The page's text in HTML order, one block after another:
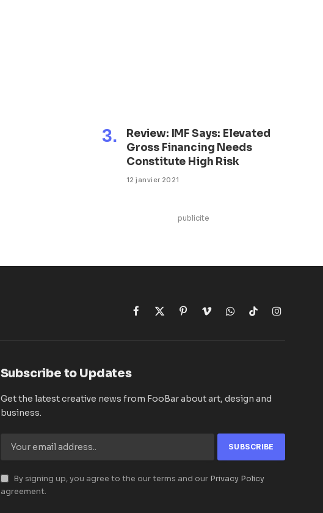
Review: IMF Says: Elevated
Gross Financing Needs
Constitute High Risk
12 janvier 2021
publicite
Facebook
X
PinterestVimeoWhatsApp
TikTokInstagram
Subscribe to Updates
Get the latest creative news from FooBar about art, design and
business.
By signing up, you agree to the our terms and our Privacy Policy
agreement.